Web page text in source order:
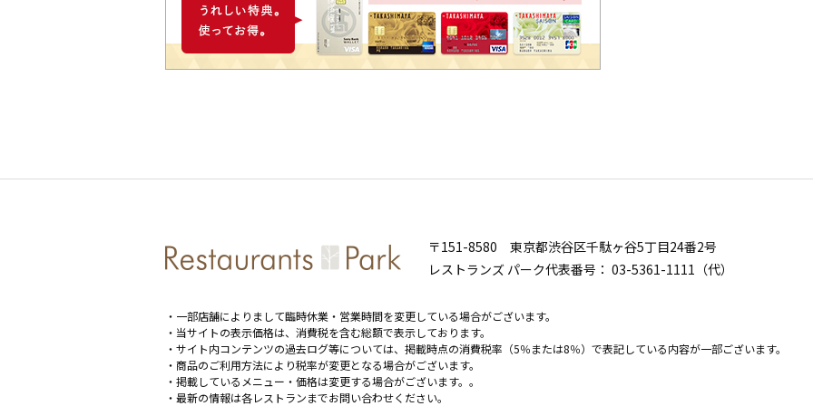
〒151-8580 東京都渋谷区千駄ヶ谷5丁目24番2号
レストランズ パーク代表番号： 03-5361-1111（代）
・一部店舗によりまして臨時休業・営業時間を変更している場合がございます。
・当サイトの表示価格は、消費税を含む総額で表示しております。
・サイト内コンテンツの過去ログ等については、掲載時点の消費税率（5％または8％）で表記している内容が一部ございます。
・商品のご利用方法により税率が変更となる場合がございます。
・掲載しているメニュー・価格は変更する場合がございます。。
・最新の情報は各レストランまでお問い合わせください。